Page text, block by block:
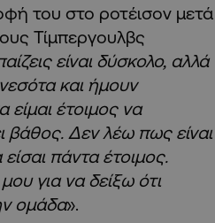
του στο ροτέισον μετά
Τίμπεργουλβς
είναι δύσκολο, αλλά
και ήμουν
έτοιμος να
Δεν λέω πως είναι
πάντα έτοιμος.
για να δείξω ότι
ομάδα».